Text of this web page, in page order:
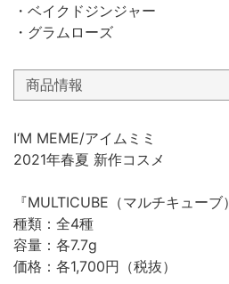
・ベイクドジンジャー
・グラムローズ
商品情報
I‘M MEME/アイムミミ
2021年春夏 新作コスメ
『MULTICUBE（マルチキューブ
種類：全4種
容量：各7.7g
価格：各1,700円（税抜）